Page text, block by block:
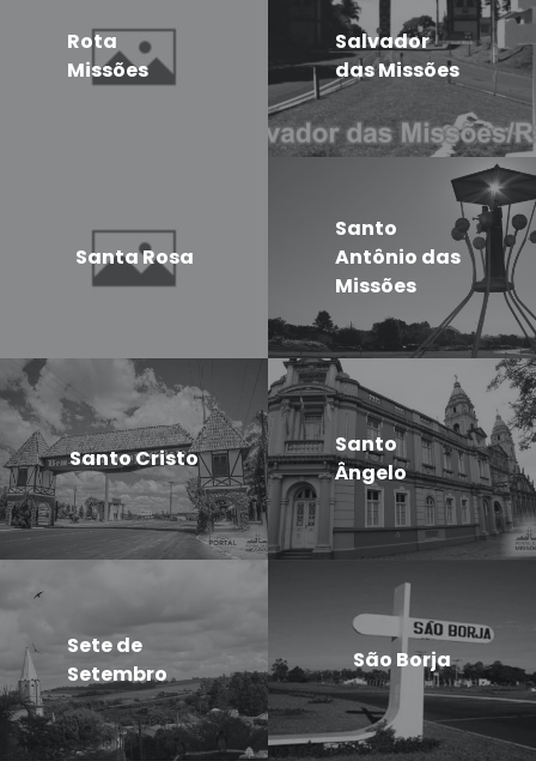
Rota
Missões
Salvador
das Missões
Santa Rosa
Santo
Antônio das
Missões
Santo Cristo
Santo
Ângelo
Sete de
Setembro
São Borja